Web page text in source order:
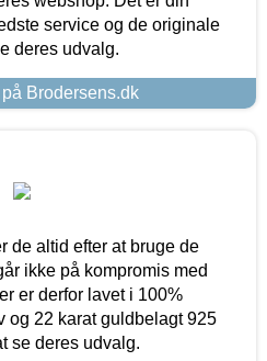
service og de originale
deres udvalg.
Brodersens.dk
de altid efter at bruge de
ikke på kompromis med
er derfor lavet i 100%
og 22 karat guldbelagt 925
se deres udvalg.